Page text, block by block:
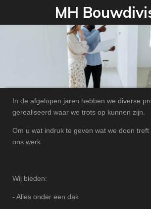
MH
In de afgelopen jaren hebben we diverse
gerealiseerd waar we trots op kunnen zijn.
Om u wat indruk te geven wat we doen treft
ons werk.
Wij bieden:
- Alles onder een dak